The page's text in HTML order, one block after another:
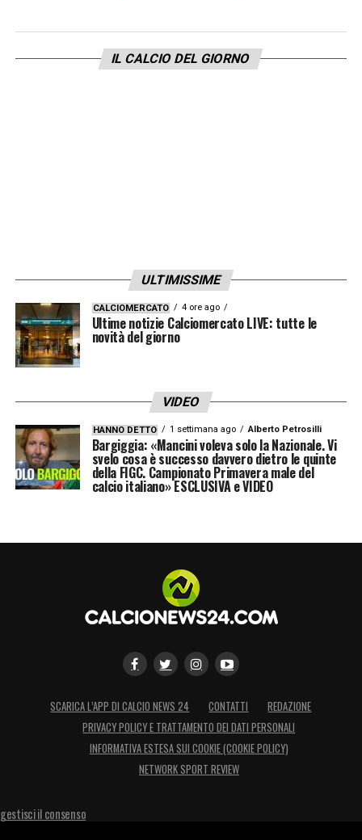
traiettoria
Dettagli prodotto
LA PLAYLIST DELLE NOSTRE TOP NEWS
IL CALCIO DEL GIORNO
ULTIMISSIME
CALCIOMERCATO 4 ore ago
Ultime notizie Calciomercato LIVE: tutte le
novità del giorno
VIDEO
HANNO DETTO 1 settimana ago Alberto Petrosilli
Bargiggia: «Mancini voleva solo la Nazionale. Vi
svelo cosa è successo davvero dietro le quinte
della FIGC. Campionato Primavera male del
calcio italiano» ESCLUSIVA e VIDEO
SCARICA L’APP DI CALCIO NEWS 24 CONTATTI
REDAZIONE
PRIVACY POLICY E TRATTAMENTO DEI DATI PERSONALI
INFORMATIVA ESTESA SUI COOKIE (COOKIE POLICY)
NETWORK SPORT REVIEW
gestisci il consenso